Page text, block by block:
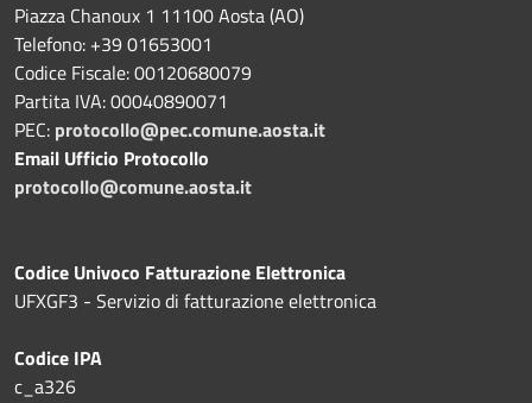
Piazza Chanoux 1 11100 Aosta (AO)
Telefono: +39 01653001
Codice Fiscale: 00120680079
Partita IVA: 00040890071
PEC: protocollo@pec.comune.aosta.it
Email Ufficio Protocollo
protocollo@comune.aosta.it
Codice Univoco Fatturazione Elettronica
UFXGF3 - Servizio di fatturazione elettronica
Codice IPA
c_a326